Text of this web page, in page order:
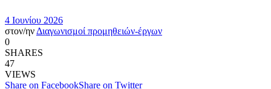
4 Ιουνίου 2026
στον/ην Διαγωνισμοί προμηθειών-έργων
0
SHARES
47
VIEWS
Share on FacebookShare on Twitter